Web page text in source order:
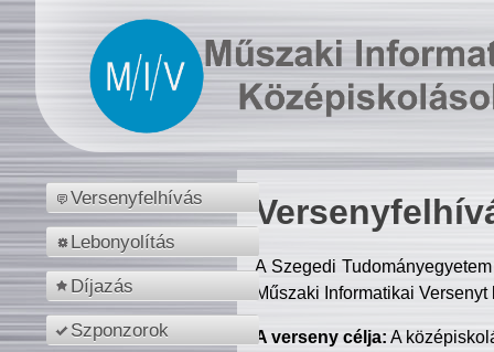
Versenyfelhívás
Lebonyolítás
Díjazás
Szponzorok
A Szegedi
Műszaki Informatikai
A verseny célja: A